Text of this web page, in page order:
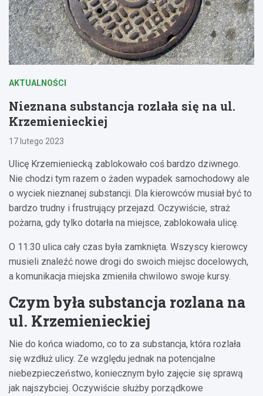
AKTUALNOŚCI
Nieznana substancja rozlała się na ul.
Krzemienieckiej
17 lutego 2023
Ulicę Krzemieniecką zablokowało coś bardzo dziwnego.
Nie chodzi tym razem o żaden wypadek samochodowy ale
o wyciek nieznanej substancji. Dla kierowców musiał być to
bardzo trudny i frustrujący przejazd. Oczywiście, straż
pożarna, gdy tylko dotarła na miejsce, zablokowała ulicę.
O 11:30 ulica cały czas była zamknięta. Wszyscy kierowcy
musieli znaleźć nowe drogi do swoich miejsc docelowych,
a komunikacja miejska zmieniła chwilowo swoje kursy.
Czym była substancja rozlana na
ul. Krzemienieckiej
Nie do końca wiadomo, co to za substancja, która rozlała
się wzdłuż ulicy. Ze względu jednak na potencjalne
niebezpieczeństwo, koniecznym było zajęcie się sprawą
jak najszybciej. Oczywiście służby porządkowe